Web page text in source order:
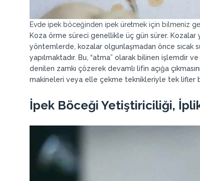
Evde ipek böceğinden ipek üretmek için bilmeniz
Koza örme süreci genellikle üç gün sürer. Kozalar
yöntemlerde, kozalar olgunlaşmadan önce sıcak
yapılmaktadır. Bu, “atma” olarak bilinen işlemdir ve
denilen zamkı çözerek devamlı lifin açığa
makineleri veya elle çekme teknikleriyle tek lifler
İpek Böceği Yetiştiriciliği,